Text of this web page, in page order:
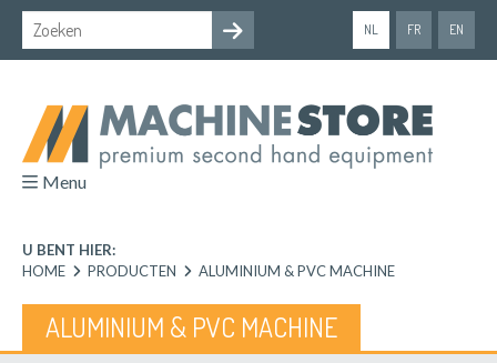
NL FR EN
Menu
U BENT HIER:
HOME
PRODUCTEN ALUMINIUM & PVC MACHINE
ALUMINIUM & PVC MACHINE